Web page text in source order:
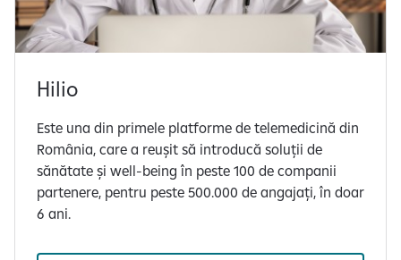
Hilio
Este una din primele platforme de telemedicină din
România, care a reușit să introducă soluții de
sănătate și well-being în peste 100 de companii
partenere, pentru peste 500.000 de angajați, în doar
6 ani.